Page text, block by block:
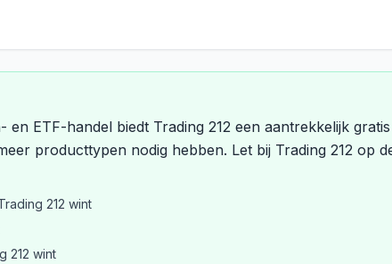
en ETF-handel biedt Trading 212 een aantrekkelijk
producttypen nodig hebben. Let bij Trading 212 op
212 wint
212 wint